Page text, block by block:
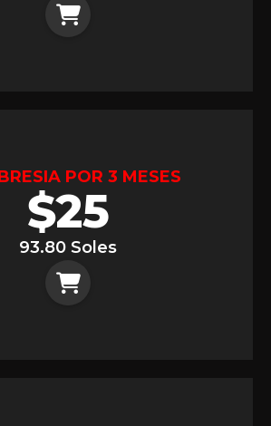
POR 3 MESES
$25
93.80 Soles